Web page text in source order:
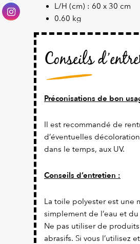
L/H (cm) : 60 x 30 cm
0.60 kg
Conseils
Préconisations de bon
Il est recommandé de
d’éventuelles
dans le temps, aux UV.
Conseils d’entretien :
La toile polyester est une
simplement de l’eau et
Ne pas utiliser de
abrasifs. Si vous l’utilisez